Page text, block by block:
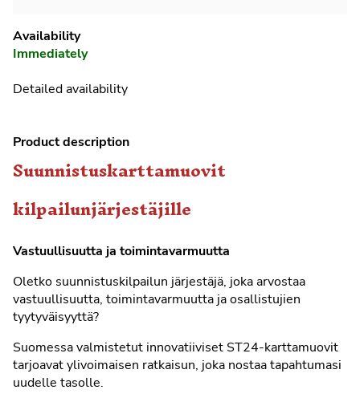
Availability
Immediately
Detailed availability
Product description
Suunnistuskarttamuovit
kilpailunjärjestäjille
Vastuullisuutta ja toimintavarmuutta
Oletko suunnistuskilpailun järjestäjä, joka arvostaa
vastuullisuutta, toimintavarmuutta ja osallistujien
tyytyväisyyttä?
Suomessa valmistetut innovatiiviset ST24-karttamuovit
tarjoavat ylivoimaisen ratkaisun, joka nostaa tapahtumasi
uudelle tasolle.